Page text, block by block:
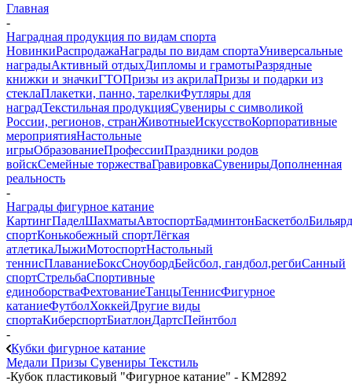
Главная
-
Наградная продукция по видам спорта
НовинкиРаспродажаНаграды по видам спортаУниверсальные
наградыАктивный отдыхДипломы и грамотыРазрядные
книжки и значкиГТОПризы из акрилаПризы и подарки из
стеклаПлакетки, панно, тарелкиФутляры для
наградТекстильная продукцияСувениры с символикой
России, регионов, странЖивотныеИскусствоКорпоративные
мероприятияНастольные
игрыОбразованиеПрофессииПраздники родов
войскСемейные торжестваГравировкаСувенирыДополненная
реальность
-
Награды фигурное катание
КартингПаделШахматыАвтоспортБадминтонБаскетболБильярд
спортКонькобежный спортЛёгкая
атлетикаЛыжиМотоспортНастольный
теннисПлаваниеБоксСноубордБейсбол, гандбол,регбиСанный
спортСтрельбаСпортивные
единоборстваФехтованиеТанцыТеннисФигурное
катаниеФутболХоккейДругие виды
спортаКиберспортБиатлонДартсПейнтбол
-
Кубки фигурное катание
Медали Призы Сувениры Текстиль
-Кубок пластиковый "Фигурное катание" - KM2892